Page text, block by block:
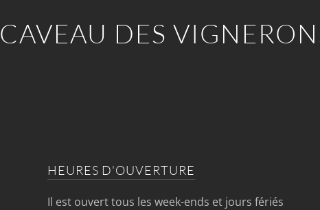
CAVEAU DES
HEURES D'OUVERTURE
Il est ouvert tous les week-ends et jours fériés